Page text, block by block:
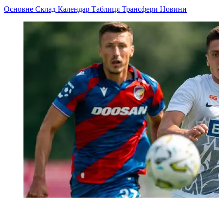
Основне Склад Календар Таблиця Трансфери Новини